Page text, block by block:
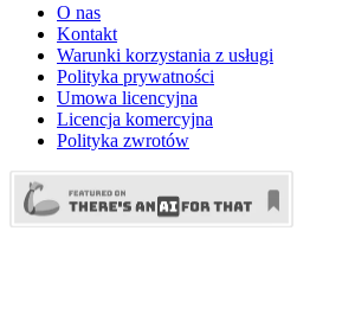
O nas
Kontakt
Warunki korzystania z usługi
Polityka prywatności
Umowa licencyjna
Licencja komercyjna
Polityka zwrotów